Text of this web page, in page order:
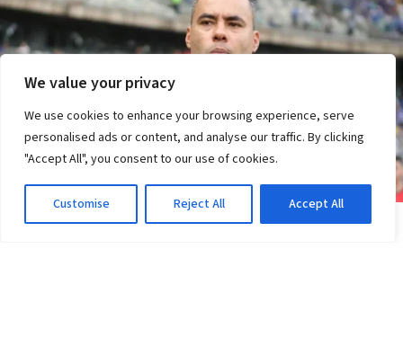
We value your privacy
We use cookies to enhance your browsing experience, serve
personalised ads or content, and analyse our traffic. By clicking
"Accept All", you consent to our use of cookies.
Customise Reject All Accept All